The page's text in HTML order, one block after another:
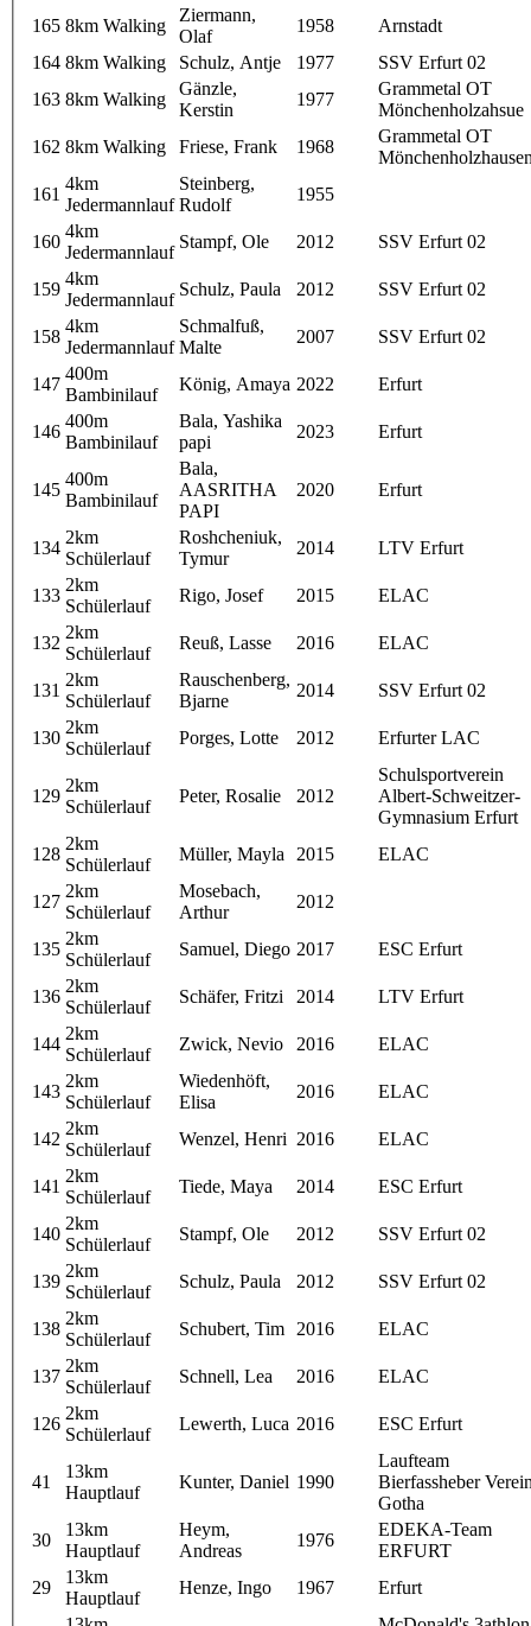
165 8km Walking
Ziermann,
Olaf
1958
Arnstadt
164 8km Walking Schulz, Antje 1977
SSV Erfurt 02
163 8km Walking
Gänzle,
Kerstin
1977
Grammetal OT
Mönchenholzahsue
162 8km Walking Friese, Frank 1968
Grammetal OT
161
4km
Jedermannlauf
Steinberg,
Rudolf
1955
160
4km
Jedermannlauf
Stampf, Ole 2012 SSV Erfurt 02
159
4km
Jedermannlauf
Schulz, Paula 2012 SSV Erfurt 02
158
4km
Jedermannlauf
Schmalfuß,
Malte
2007 SSV Erfurt 02
147
400m
Bambinilauf
König, Amaya 2022 Erfurt
146
400m
Bambinilauf
Bala, Yashika
papi
2023 Erfurt
145
400m
Bambinilauf
Bala,
AASRITHA
PAPI
2020 Erfurt
134
2km
Schülerlauf
Roshcheniuk,
Tymur
2014 LTV Erfurt
133
2km
Schülerlauf
Rigo, Josef 2015 ELAC
132
2km
Schülerlauf
Reuß, Lasse 2016 ELAC
131
2km
Schülerlauf
Rauschenberg,
Bjarne
2014 SSV Erfurt 02
130
2km
Schülerlauf
Porges, Lotte 2012 Erfurter LAC
129
2km
Schülerlauf
Peter, Rosalie 2012
Schulsportverein
Albert-Schweitzer-
Gymnasium Erfurt
128
2km
Schülerlauf
Müller, Mayla 2015 ELAC
127
2km
Schülerlauf
Mosebach,
Arthur
2012
135
2km
Schülerlauf
Samuel, Diego 2017 ESC Erfurt
136
2km
Schülerlauf
Schäfer, Fritzi 2014 LTV Erfurt
144
2km
Schülerlauf
Zwick, Nevio 2016 ELAC
143
2km
Schülerlauf
Wiedenhöft,
Elisa
2016 ELAC
142
2km
Schülerlauf
Wenzel, Henri 2016 ELAC
141
2km
Schülerlauf
Tiede, Maya 2014 ESC Erfurt
140
2km
Schülerlauf
Stampf, Ole 2012 SSV Erfurt 02
139
2km
Schülerlauf
Schulz, Paula 2012 SSV Erfurt 02
138
2km
Schülerlauf
Schubert, Tim 2016 ELAC
137
2km
Schülerlauf
Schnell, Lea 2016 ELAC
126
2km
Schülerlauf
Lewerth, Luca 2016 ESC Erfurt
41
13km
Hauptlauf
Kunter, Daniel 1990
Laufteam
Bierfassheber
Gotha
30
13km
Hauptlauf
Heym,
Andreas
1976
EDEKA-Team
ERFURT
29
13km
Hauptlauf
Henze, Ingo 1967 Erfurt